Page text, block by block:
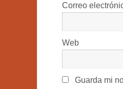
Correo
Web
Guarda mi